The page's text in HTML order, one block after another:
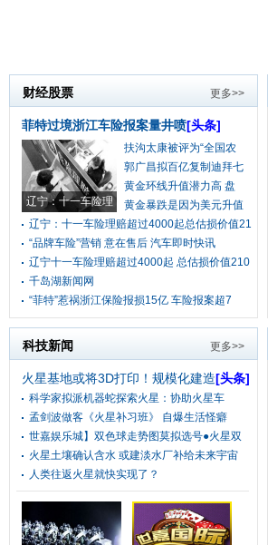
财经股票 更多>>
菲特过境浙江车险报案量井喷[头条]
辽宁：十一车险理
扶沟太康被评为“全国农
郭广昌拟百亿复制迪拜七
黄金环线升值潜力高 盘
黄金暴跌是因为美元升值
辽宁：十一车险理赔超过4000起总估损价值21
“品牌车险”营销 意在售后 汽车即时快讯
辽宁十一车险理赔超过4000起 总估损价值210
千岛湖新闻网
“菲特”惹祸浙江保险报损15亿 车险报案超7
科技新闻 更多>>
火星基地或将3D打印！规模化建造[头条]
科学家拟派机器蛇探索火星：协助火星车
孟剑波做客《火星补习班》 自爆生活怪癖
世嘉娱乐城】双色球走势图莫拟选号●火星双
火星土壤确认含水 或建淡水厂补给未来宇宙
人类往返火星就快实现了？